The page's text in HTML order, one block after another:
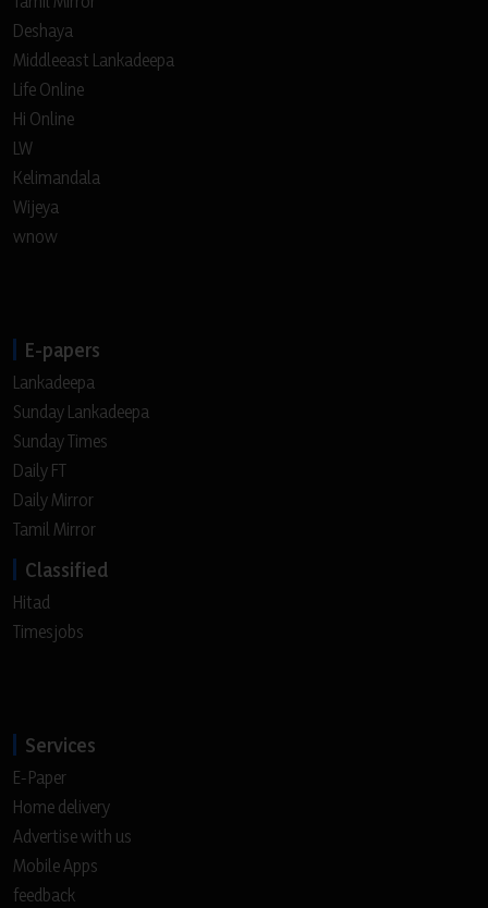
Deshaya
Middleeast Lankadeepa
Life Online
Hi Online
LW
Kelimandala
Wijeya
wnow
E-papers
Lankadeepa
Sunday Lankadeepa
Sunday Times
Daily FT
Daily Mirror
Tamil Mirror
Classified
Hitad
Timesjobs
Services
E-Paper
Home delivery
Advertise with us
Mobile Apps
feedback